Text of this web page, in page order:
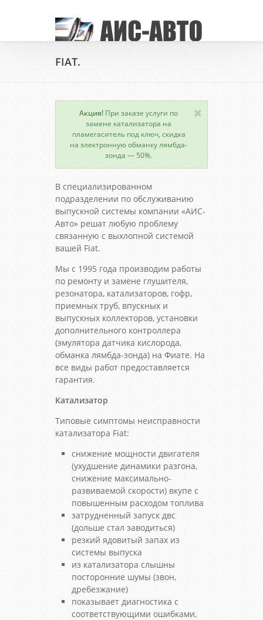
FIAT.
Акция! При заказе услуги по
замене катализатора на
пламегаситель под ключ, скидка
на электронную обманку лямбда-
зонда — 50%.
В специализированном
подразделении по обслуживанию
выпускной системы компании «АИС-
Авто» решат любую проблему
связанную с выхлопной системой
вашей Fiat.
Мы с 1995 года производим работы
по ремонту и замене глушителя,
резонатора, катализаторов, гофр,
приемных труб, впускных и
выпускных коллекторов, установки
дополнительного контроллера
(эмулятора датчика кислорода,
обманка лямбда-зонда) на Фиате. На
все виды работ предоставляется
гарантия.
Катализатор
Типовые симптомы неисправности
катализатора Fiat:
снижение мощности двигателя
(ухудшение динамики разгона,
снижение максимально-
развиваемой скорости) вкупе с
повышенным расходом топлива
затрудненный запуск двс
(дольше стал заводиться)
резкий ядовитый запах из
системы выпуска
из катализатора слышны
посторонние шумы (звон,
дребезжание)
показывает диагностика с
соответствующими ошибками,